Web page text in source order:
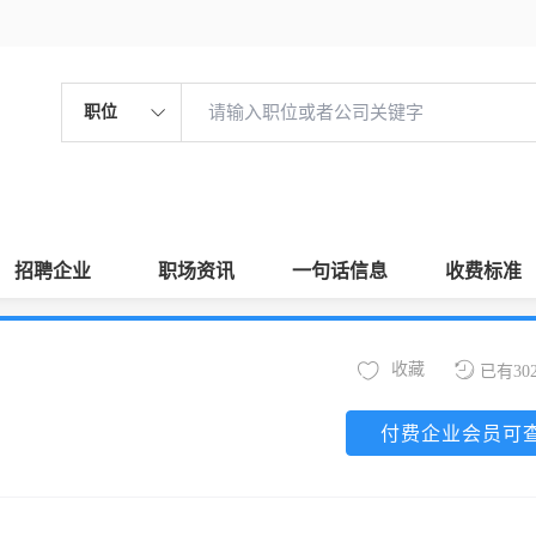
职位
招聘企业 职场资讯 一句话信息 收费标准
已有
收藏
付费企业会员可